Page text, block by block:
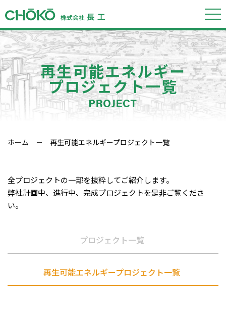
再生可能エネルギー
プロジェクト一覧
ホーム － 再生可能エネルギープロジェクト一覧
全プロジェクトの一部を抜粋してご紹介します。
弊社計画中、進行中、完成プロジェクトを是非ご覧くださ
い。
プロジェクト一覧
再生可能エネルギープロジェクト一覧